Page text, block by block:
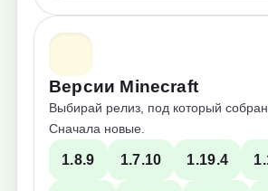
Версии Minecraft
Выбирай релиз, под который
Сначала новые.
1.8.9 1.7.10 1.19.4